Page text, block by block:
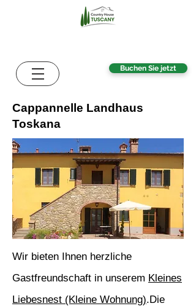
Buchen Sie jetzt
Cappannelle Landhaus
Toskana
Wir bieten Ihnen herzliche
Gastfreundschaft in unserem Kleines
Liebesnest (Kleine Wohnung).Die